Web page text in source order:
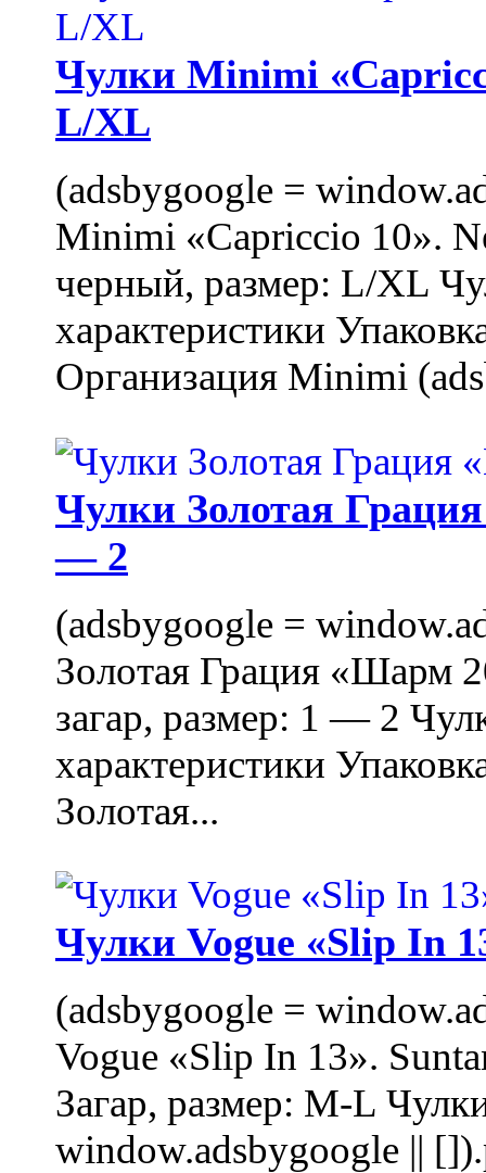
Чулки Minimi
L/XL
(adsbygoogle =
Minimi «Capriccio 10».
черный, размер: L/XL
характеристики
Организация Minimi
Чулки Золотая
— 2
(adsbygoogle =
Золотая Грация «Шарм
загар, размер: 1 — 2
характеристики
Золотая...
Чулки Vogue «Slip In
(adsbygoogle =
Vogue «Slip In 13».
Загар, размер: M-L
window.adsbygoogle ||